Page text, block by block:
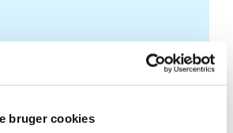
bruger cookies